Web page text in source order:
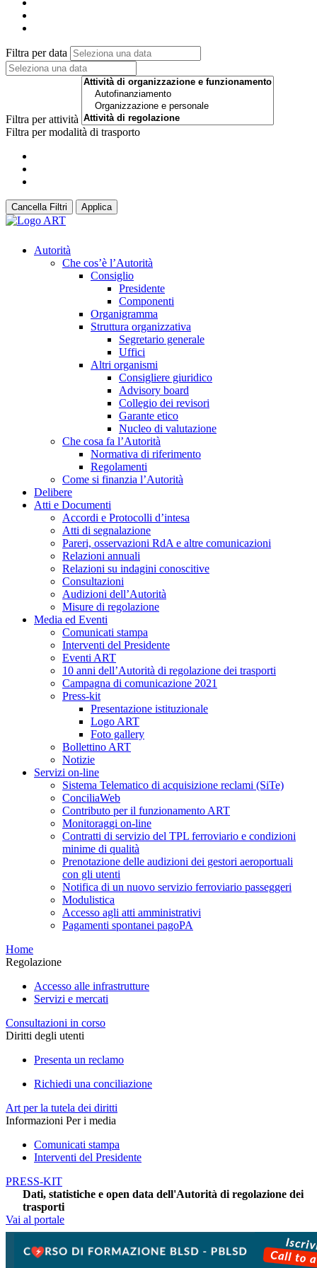
Filtra per data
Filtra per attività
Filtra per modalità di trasporto
Cancella Filtri Applica
Autorità
Che cos’è l’Autorità
Consiglio
Presidente
Componenti
Organigramma
Struttura organizzativa
Segretario generale
Uffici
Altri organismi
Consigliere giuridico
Advisory board
Collegio dei revisori
Garante etico
Nucleo di valutazione
Che cosa fa l’Autorità
Normativa di riferimento
Regolamenti
Come si finanzia l’Autorità
Delibere
Atti e Documenti
Accordi e Protocolli d’intesa
Atti di segnalazione
Pareri, osservazioni RdA e altre comunicazioni
Relazioni annuali
Relazioni su indagini conoscitive
Consultazioni
Audizioni dell’Autorità
Misure di regolazione
Media ed Eventi
Comunicati stampa
Interventi del Presidente
Eventi ART
10 anni dell’Autorità di regolazione dei trasporti
Campagna di comunicazione 2021
Press-kit
Presentazione istituzionale
Logo ART
Foto gallery
Bollettino ART
Notizie
Servizi on-line
Sistema Telematico di acquisizione reclami (SiTe)
ConciliaWeb
Contributo per il funzionamento ART
Monitoraggi on-line
Contratti di servizio del TPL ferroviario e condizioni
minime di qualità
Prenotazione delle audizioni dei gestori aeroportuali
con gli utenti
Notifica di un nuovo servizio ferroviario passeggeri
Modulistica
Accesso agli atti amministrativi
Pagamenti spontanei pagoPA
Home
Regolazione
Accesso alle infrastrutture
Servizi e mercati
Consultazioni in corso
Diritti degli utenti
Presenta un reclamo
Richiedi una conciliazione
Art per la tutela dei diritti
Informazioni Per i media
Comunicati stampa
Interventi del Presidente
PRESS-KIT
Dati, statistiche e open data dell'Autorità di regolazione dei
trasporti
Vai al portale